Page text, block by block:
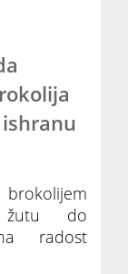
žutu do
radost